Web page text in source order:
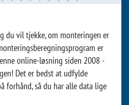
du vil tjekke, om monteringen er
er
online-løsning siden 2008 -
Det er bedst at udfylde
forhånd, så du har alle data lige